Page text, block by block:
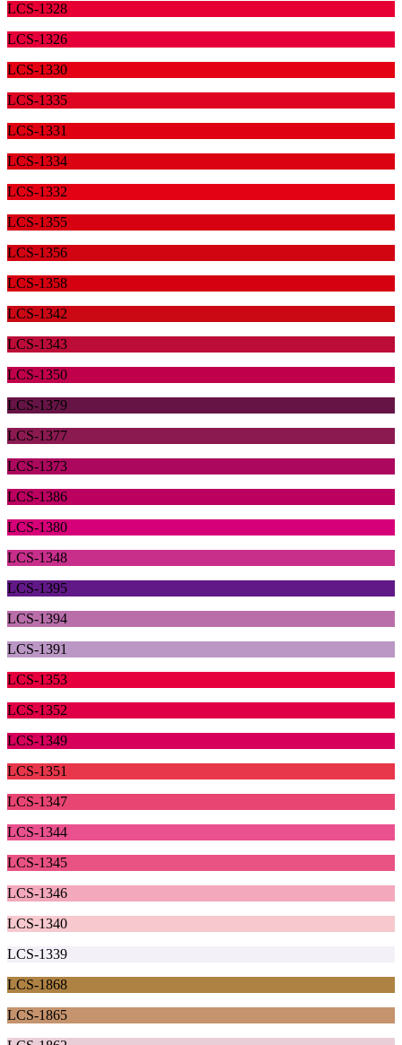
LCS-1328
LCS-1326
LCS-1330
LCS-1335
LCS-1331
LCS-1334
LCS-1332
LCS-1355
LCS-1356
LCS-1358
LCS-1342
LCS-1343
LCS-1350
LCS-1379
LCS-1377
LCS-1373
LCS-1386
LCS-1380
LCS-1348
LCS-1395
LCS-1394
LCS-1391
LCS-1353
LCS-1352
LCS-1349
LCS-1351
LCS-1347
LCS-1344
LCS-1345
LCS-1346
LCS-1340
LCS-1339
LCS-1868
LCS-1865